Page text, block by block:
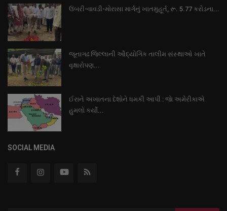
ઉંબરી-વાવડી-મોરાસા માર્ગનું ખાતમુહૂર્ત, રૂ. 5.77 કરોડના...
જૂનાગઢ જિલ્લાની ઔદ્યોગિક તાલીમ સંસ્થાઓ ખાતે
વૃક્ષારોપણ...
ઈરાને અખાતના દેશોને ધમકી આપી : જાે અમેરીકાએ
હુમલો કર્યો...
SOCIAL MEDIA